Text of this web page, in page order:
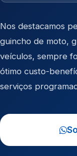
Nos destacamos
guincho de moto,
veículos, sempre
ótimo custo-
serviços